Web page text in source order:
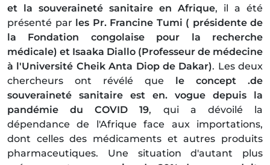
et la souveraineté sanitaire en Afrique, il a été
présenté par les Pr. Francine Tumi ( présidente de
la Fondation congolaise pour la recherche
médicale) et Isaaka Diallo (Professeur de médecine
à l'Université Cheik Anta Diop de Dakar). Les deux
chercheurs ont révélé que le concept .de
souveraineté sanitaire est en. vogue depuis la
pandémie du COVID 19, qui a dévoilé la
dépendance de l'Afrique face aux importations,
dont celles des médicaments et autres produits
pharmaceutiques. Une situation d'autant plus